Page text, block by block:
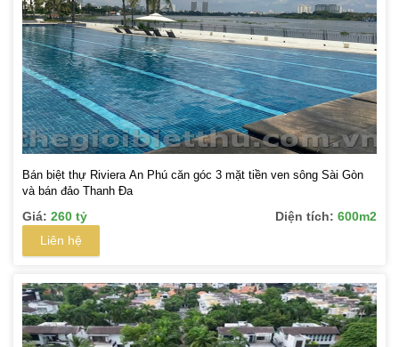
Bán biệt thự Riviera An Phú căn góc 3 mặt tiền ven sông Sài Gòn
và bán đảo Thanh Đa
Giá: 260 tỷ Diện tích: 600m2
Liên hệ